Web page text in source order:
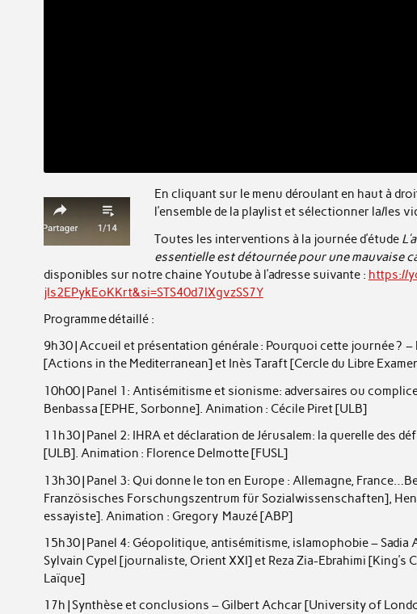
En cliquant sur le menu déroulant en haut à
l’ensemble de la playlist et sélectionner la/les
Toutes les interventions à la journée d’étude
essentielle est détournée pour une mauvaise
disponibles sur notre chaine Youtube à l’adresse suivante : https://
jIs2EPykEoKKrt&si=STS40d7lXgvzSS7Y
Programme détaillé :
9h30 | Accueil et présentation générale : Pourquoi cette journée ?
[Actions in the Mediterranean] et Inès Taraft [Cercle du Libre
10h00 | Panel 1: Antisémitisme et sionisme: adversaires ou
Benbassa [EPHE, Sorbonne]. Animation : Cécile Piret [ULB]
11h30 | Panel 2: IHRA et déclaration de Jérusalem: la querelle des
[ULB]. Animation : Florence Delmotte [FUSL]
13h30 | Panel 3: Qui donne le ton en Europe : Allemagne,
Französisches Forschungszentrum für Sozialwissenschaften],
essayiste]. Animation : Gregory Mauzé [ABP]
15h30 | Panel 4: Géopolitique, antisémitisme, islamophobie –
Sylvain Cypel [journaliste, Orient XXI] et Reza Zia-Ebrahimi
Laïque]
17h | Synthèse et conclusions – Gilbert Achcar [University of